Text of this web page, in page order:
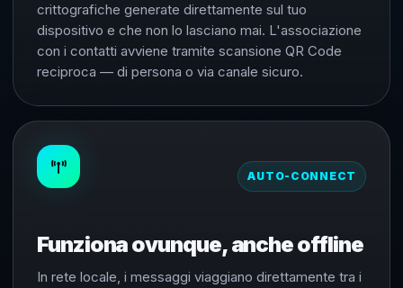
crittografiche generate direttamente sul tuo
dispositivo e che non lo lasciano mai. L'associazione
con i contatti avviene tramite scansione QR Code
reciproca — di persona o via canale sicuro.
AUTO-CONNECT
Funziona ovunque, anche offline
In rete locale, i messaggi viaggiano direttamente tra i